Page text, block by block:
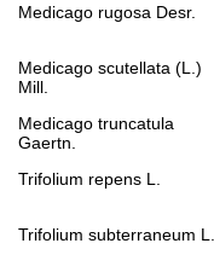
Medicago rugosa Desr.
Medicago scutellata (L.)
Mill.
Medicago truncatula
Gaertn.
Trifolium repens L.
Trifolium subterraneum L.